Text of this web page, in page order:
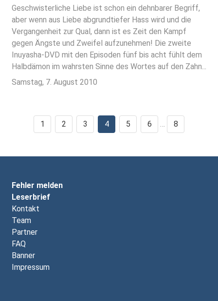
Geschwisterliche Liebe ist schon ein dehnbarer Begriff,
aber wenn aus Liebe abgrundtiefer Hass wird und die
Vergangenheit zur Qual, dann ist es Zeit den Kampf
gegen Ängste und Zweifel aufzunehmen! Die zweite
Inuyasha-DVD mit den Episoden fünf bis acht fühlt dem
Halbdämon im wahrsten Sinne des Wortes auf den Zahn...
Samstag, 7. August 2010
1 2 3 4 5 6 8
Fehler melden
Leserbrief
Kontakt
Team
Partner
FAQ
Banner
Impressum